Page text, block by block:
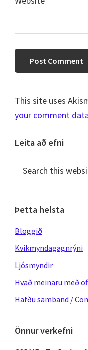
This site uses
your comment
Primary
Sidebar
Leita að efni
this
Þetta helsta
Bloggið
Kvikmyndagagnrýni
Ljósmyndir
Hvað meinaru með
Hafðu samband /
Önnur verkefni